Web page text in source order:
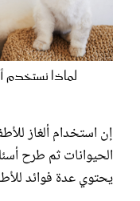
لماذا نستخدم
إن استخدام ألغاز
الحيوانات ثم طرح
يحتوي عدة فوائد